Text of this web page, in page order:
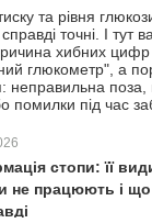
та рівня
точні. І тут
хибних цифр
глюкометр", а
неправильна поза,
під час
стопи: її
не працюють і